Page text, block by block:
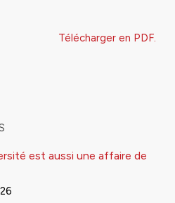
Télécharger en PDF.
est aussi une affaire de